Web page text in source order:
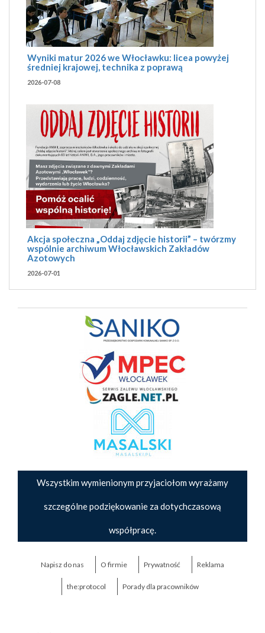
Wyniki matur 2026 we Włocławku: licea powyżej
średniej krajowej, technika z poprawą
2026-07-08
Akcja społeczna „Oddaj zdjęcie historii” – twórzmy
wspólnie archiwum Włocławskich Zakładów
Azotowych
2026-07-01
Wszystkim wymienionym przyjaciołom wyrażamy
szczególne podziękowanie za dotychczasową
współpracę.
Napisz do nas O firmie Prywatność Reklama
the:protocol Porady dla pracowników